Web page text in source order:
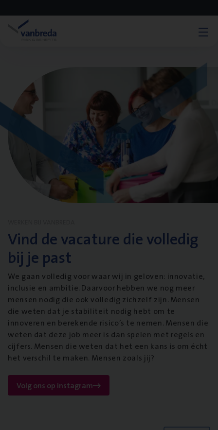
Vind de vacature die volledig
bij je past
We gaan volledig voor waar wij in geloven: innovatie,
inclusie en ambitie. Daarvoor hebben we nog meer
mensen nodig die ook volledig zichzelf zijn. Mensen
die weten dat je stabiliteit nodig hebt om te
innoveren en berekende risico’s te nemen. Mensen die
weten dat deze job meer is dan spelen met regels en
cijfers. Mensen die weten dat het een kans is om écht
het verschil te maken. Mensen zoals jij?
Volg ons op instagram